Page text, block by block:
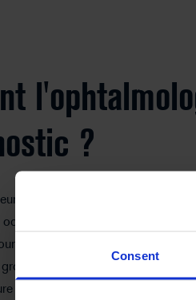
Consent
?
et le gonflement des yeux
une gêne. Les yeux
le confirmer, l'ophtalmologiste
l'œil et rend visible toute
du film lacrymal Pour mesurer le